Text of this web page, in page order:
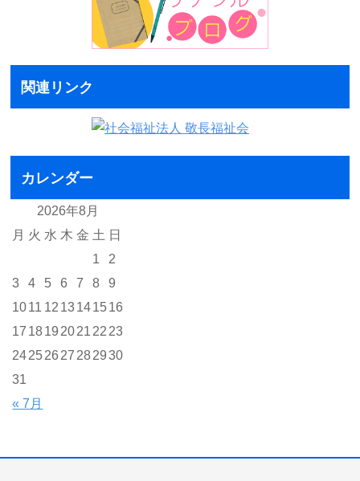
関連リンク
カレンダー
2026年8月
月 火 水 木 金 土 日
« 7月
1
2
3
4 5 6 7 8
9
1011 12 13141516
17 1819 2021 22 23
242526 27 2829 30
31